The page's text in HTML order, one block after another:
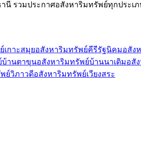
านี รวมประกาศอสังหาริมทรัพย์ทุกประเ
เกาะสมุยอสังหาริมทรัพย์คีรีรัฐนิคมอสัง
บ้านตาขุนอสังหาริมทรัพย์บ้านนาเดิมอสั
ย์วิภาวดีอสังหาริมทรัพย์เวียงสระ